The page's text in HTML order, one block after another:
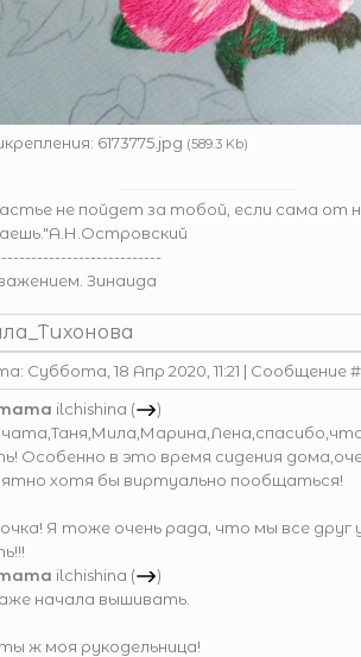
6173775.jpg (589.3 Kb)
не пойдет за тобой, если сама от
Зинаида
Суббота, 18 Апр 2020, 11:21 | Сообщение
ilchishina (
)
Особенно в это время сидения
хотя бы виртуально пообщаться!
Я тоже очень рада, что мы все друг
ilchishina (
)
начала вышивать.
ж моя рукодельница!